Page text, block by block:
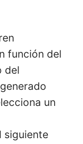
función del
del
un
siguiente